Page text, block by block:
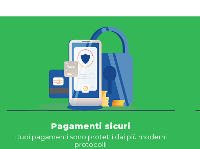
Pagamenti sicuri
I tuoi pagamenti sono protetti dai più moderni
protocolli